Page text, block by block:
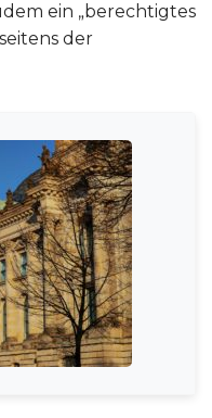
ein „berechtigtes
der